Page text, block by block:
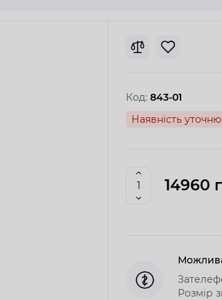
Код: 843-01
Наявність
14960
Розмір